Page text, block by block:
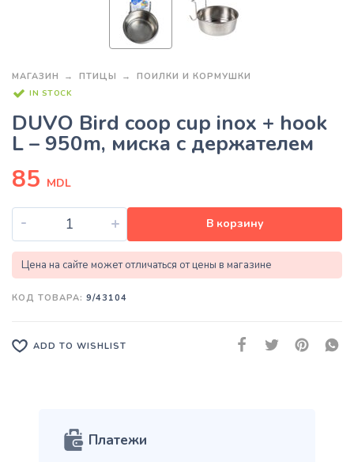
МАГАЗИН ПТИЦЫ ПОИЛКИ И КОРМУШКИ
IN STOCK
DUVO Bird coop cup inox + hook
L – 950m, миска с держателем
85 MDL
- + В корзину
Цена на сайте может отличаться от цены в магазине
КОД ТОВАРА: 9/43104
ADD TO WISHLIST
Платежи